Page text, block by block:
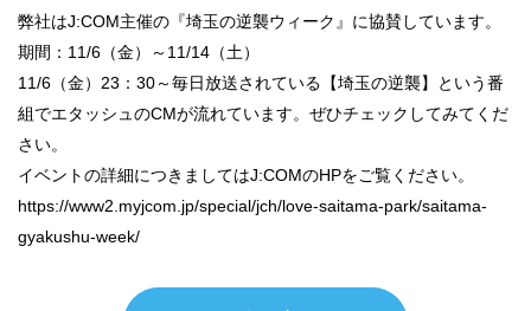
弊社はJ:COM主催の『埼玉の逆襲ウィーク』に協賛しています。
期間：11/6（金）～11/14（土）
11/6（金）23：30～毎日放送されている【埼玉の逆襲】という番
組でエタッシュのCMが流れています。ぜひチェックしてみてくだ
さい。
イベントの詳細につきましてはJ:COMのHPをご覧ください。
https://www2.myjcom.jp/special/jch/love-saitama-park/saitama-
gyakushu-week/